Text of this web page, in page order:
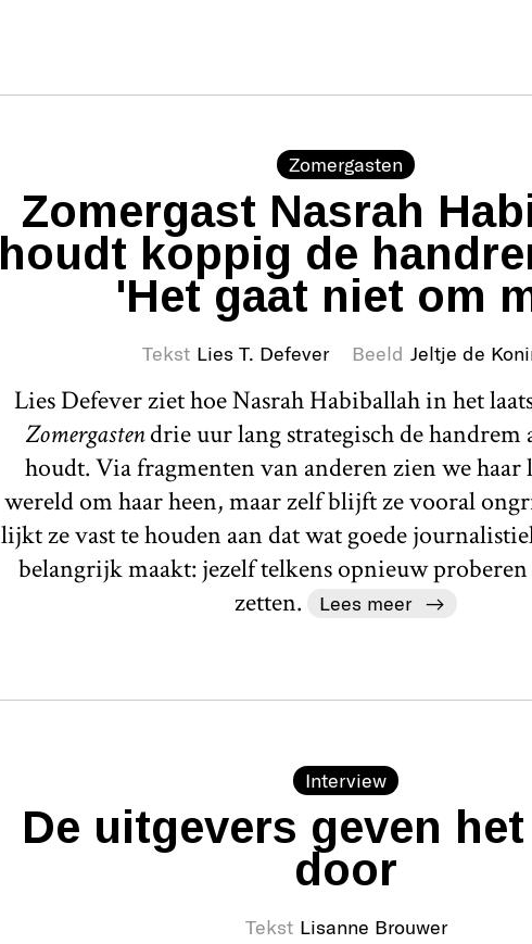
Zomergasten
Zomergast Nasrah
houdt koppig de
'Het gaat niet om
Tekst Lies T. Defever Beeld Jeltje de
Lies Defever ziet hoe Nasrah Habiballah in het
Zomergastendrie uur lang strategisch de handrem
houdt. Via fragmenten van anderen zien we haar
wereld om haar heen, maar zelf blijft ze vooral
lijkt ze vast te houden aan dat wat goede
belangrijk maakt: jezelf telkens opnieuw proberen
zetten.
Lees meer
Interview
De uitgevers geven
door
Tekst Lisanne Brouwer